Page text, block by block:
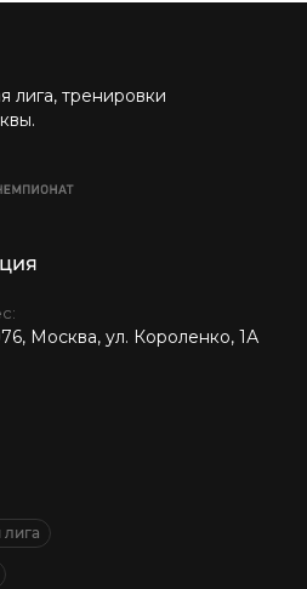
лига, тренировки
Москва, ул. Короленко, 1А